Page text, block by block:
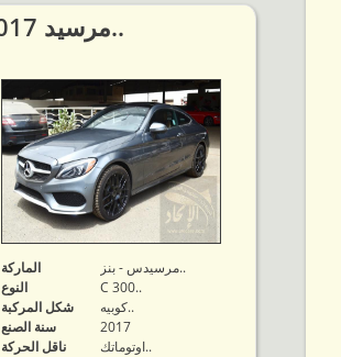
2017 مرسيد..
الماركة
مرسيدس - بنز..
النوع
C 300..
شكل المركبة
كوبيه..
سنة الصنع
2017
ناقل الحركة
اوتوماتك..